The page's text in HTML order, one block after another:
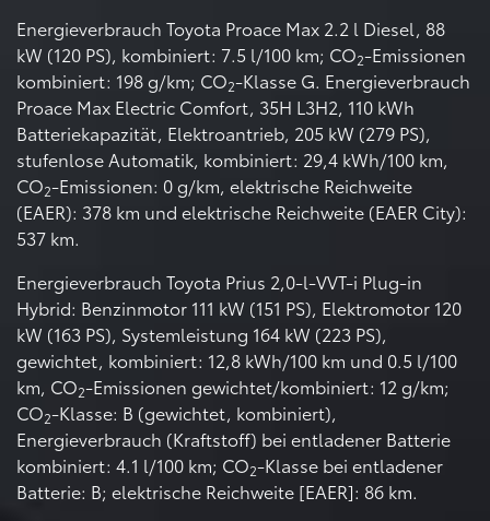
Energieverbrauch Toyota Proace Max 2.2 l Diesel, 88
kW (120 PS), kombiniert: 7.5 l/100 km; CO2-Emissionen
kombiniert: 198 g/km; CO2-Klasse G. Energieverbrauch
Proace Max Electric Comfort, 35H L3H2, 110 kWh
Batteriekapazität, Elektroantrieb, 205 kW (279 PS),
stufenlose Automatik, kombiniert: 29,4 kWh/100 km,
CO2-Emissionen: 0 g/km, elektrische Reichweite
(EAER): 378 km und elektrische Reichweite (EAER City):
537 km.
Energieverbrauch Toyota Prius 2,0-l-VVT-i Plug-in
Hybrid: Benzinmotor 111 kW (151 PS), Elektromotor 120
kW (163 PS), Systemleistung 164 kW (223 PS),
gewichtet, kombiniert: 12,8 kWh/100 km und 0.5 l/100
km, CO2-Emissionen gewichtet/kombiniert: 12 g/km;
CO2-Klasse: B (gewichtet, kombiniert),
Energieverbrauch (Kraftstoff) bei entladener Batterie
kombiniert: 4.1 l/100 km; CO2-Klasse bei entladener
Batterie: B; elektrische Reichweite [EAER]: 86 km.